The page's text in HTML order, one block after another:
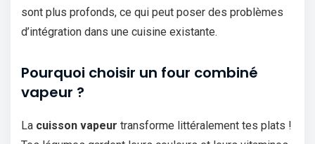
sont plus profonds, ce qui peut poser des problèmes
d’intégration dans une cuisine existante.
Pourquoi choisir un four combiné
vapeur ?
La cuisson vapeur transforme littéralement tes plats !